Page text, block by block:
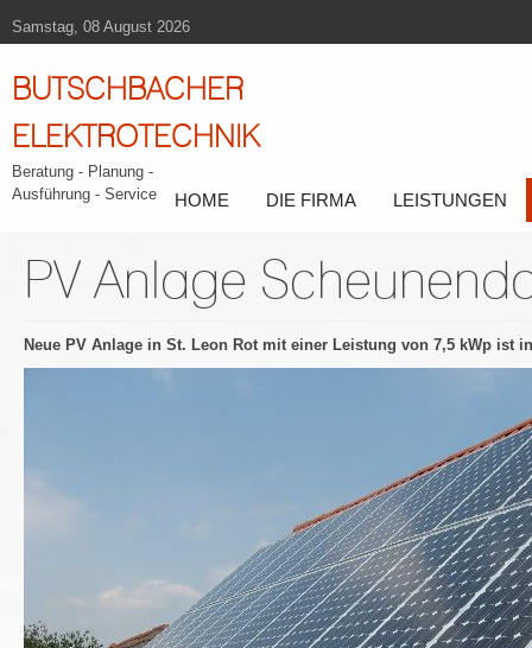
Samstag, 08 August 2026
BUTSCHBACHER
ELEKTROTECHNIK
Beratung - Planung -
Ausführung - Service
HOME DIE FIRMA LEISTUNGEN
PV Anlage
Neue PV Anlage in St. Leon Rot mit einer Leistung von 7,5 kWp